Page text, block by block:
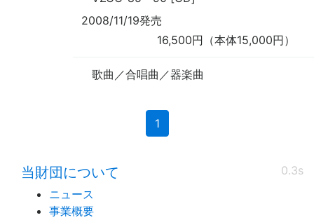
2008/11/19発売
16,500円（本体15,000円）
歌曲／合唱曲／器楽曲
1(current)
0.3s
当財団について
ニュース
事業概要